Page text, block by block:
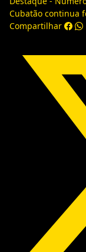
Cubatão continua
Compartilhar